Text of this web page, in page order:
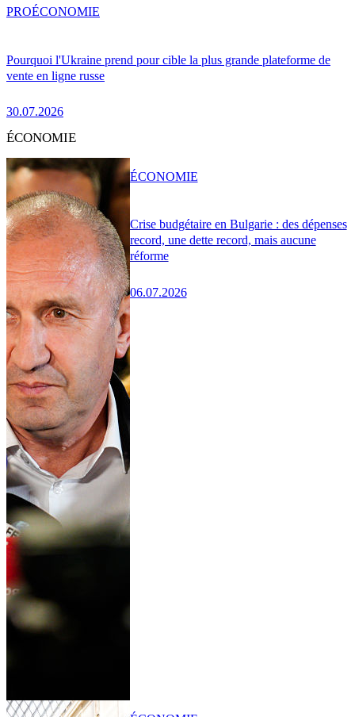
Pourquoi l'Ukraine prend pour cible la plus grande plateforme de
vente en ligne russe
30.07.2026
PROÉCONOMIE
ÉCONOMIE
Crise budgétaire en Bulgarie : des dépenses
record, une dette record, mais aucune
réforme
06.07.2026
ÉCONOMIE